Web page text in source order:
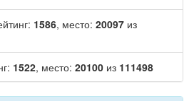
1586, место: 20097 из
1522, место: 20100 из 111498